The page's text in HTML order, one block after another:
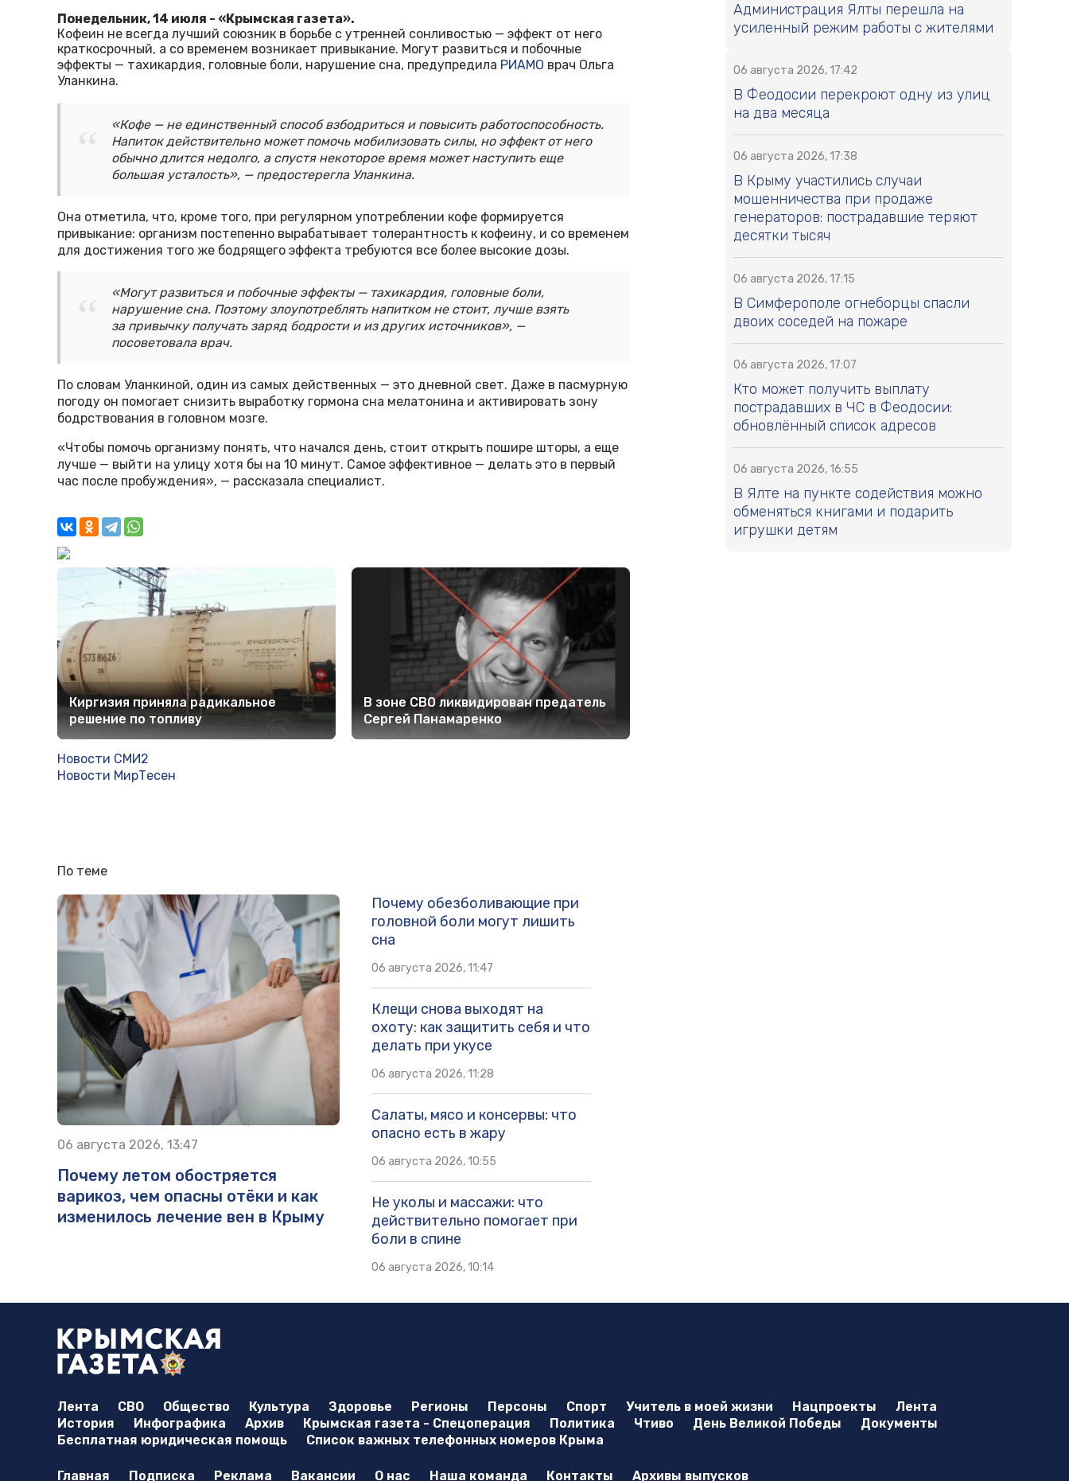
Понедельник, 14 июля - «Крымская газета».
Кофеин не всегда лучший союзник в борьбе с утренней сонливостью — эффект от него
краткосрочный, а со временем возникает привыкание. Могут развиться и побочные
эффекты — тахикардия, головные боли, нарушение сна, предупредила РИАМО врач Ольга
Уланкина.
«Кофе — не единственный способ взбодриться и повысить работоспособность.
Напиток действительно может помочь мобилизовать силы, но эффект от него
обычно длится недолго, а спустя некоторое время может наступить еще
большая усталость», — предостерегла Уланкина.
Она отметила, что, кроме того, при регулярном употреблении кофе формируется
привыкание: организм постепенно вырабатывает толерантность к кофеину, и со временем
для достижения того же бодрящего эффекта требуются все более высокие дозы.
«Могут развиться и побочные эффекты — тахикардия, головные боли,
нарушение сна. Поэтому злоупотреблять напитком не стоит, лучше взять
за привычку получать заряд бодрости и из других источников», —
посоветовала врач.
По словам Уланкиной, один из самых действенных — это дневной свет. Даже в пасмурную
погоду он помогает снизить выработку гормона сна мелатонина и активировать зону
бодрствования в головном мозге.
«Чтобы помочь организму понять, что начался день, стоит открыть пошире шторы, а еще
лучше — выйти на улицу хотя бы на 10 минут. Самое эффективное — делать это в первый
час после пробуждения», — рассказала специалист.
Киргизия приняла радикальное
решение по топливу
В зоне СВО ликвидирован предатель
Сергей Панамаренко
Новости СМИ2
Новости МирТесен
По теме
06 августа 2026, 13:47
Почему летом обостряется
варикоз, чем опасны отёки и как
изменилось лечение вен в Крыму
Почему обезболивающие при
головной боли могут лишить
сна
06 августа 2026, 11:47
Клещи снова выходят на
охоту: как защитить себя и что
делать при укусе
06 августа 2026, 11:28
Салаты, мясо и консервы: что
опасно есть в жару
06 августа 2026, 10:55
Не уколы и массажи: что
действительно помогает при
боли в спине
06 августа 2026, 10:14
Администрация Ялты перешла на
усиленный режим работы с жителями
06 августа 2026, 17:42
В Феодосии перекроют одну из улиц
на два месяца
06 августа 2026, 17:38
В Крыму участились случаи
мошенничества при продаже
генераторов: пострадавшие теряют
десятки тысяч
06 августа 2026, 17:15
В Симферополе огнеборцы спасли
двоих соседей на пожаре
06 августа 2026, 17:07
Кто может получить выплату
пострадавших в ЧС в Феодосии:
обновлённый список адресов
06 августа 2026, 16:55
В Ялте на пункте содействия можно
обменяться книгами и подарить
игрушки детям
Лента СВО Общество Культура Здоровье Регионы Персоны Спорт Учитель в моей жизни Нацпроекты
Лента
История
Инфографика Архив Крымская газета - Спецоперация Политика Чтиво День Великой Победы
Документы
Бесплатная юридическая помощь
Список важных телефонных номеров Крыма
Главная Подписка Реклама Вакансии О нас Наша команда Контакты Архивы выпусков